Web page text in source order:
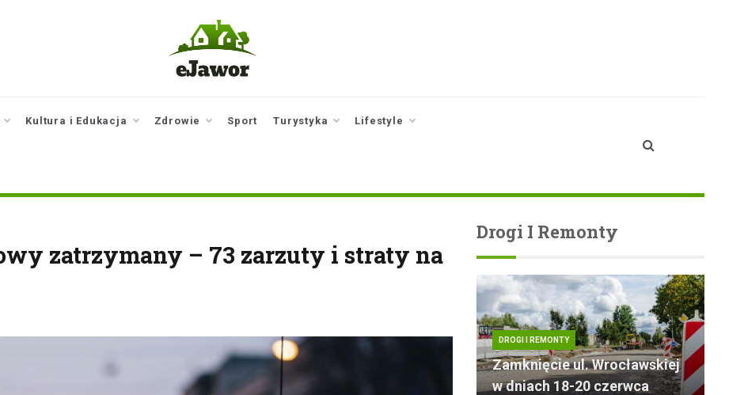
Jawora
Kultura i Edukacja Zdrowie Sport Turystyka Lifestyle
zatrzymany – 73 zarzuty i straty na
Drogi I Remonty
DROGI I REMONTY
Zamknięcie ul. Wrocławskiej
w dniach 18-20 czerwca